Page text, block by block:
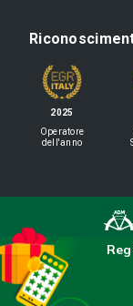
2025
Operatore
dell'anno
IL
E
Sisal Italia S.p.A. - Via